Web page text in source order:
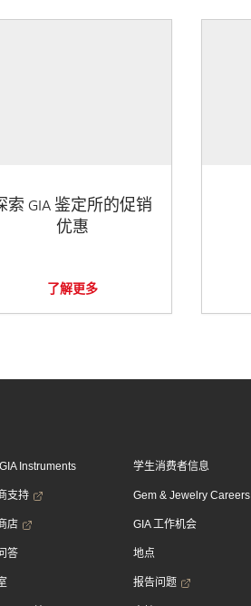
索 GIA 鉴定所的促销
优惠
了解更多
Instruments
支持
店
答
学生消费者信息
Gem & Jewelry Careers
GIA 工作机会
地点
报告问题